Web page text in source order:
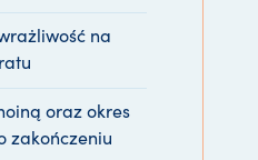
na
oraz okres
zakończeniu